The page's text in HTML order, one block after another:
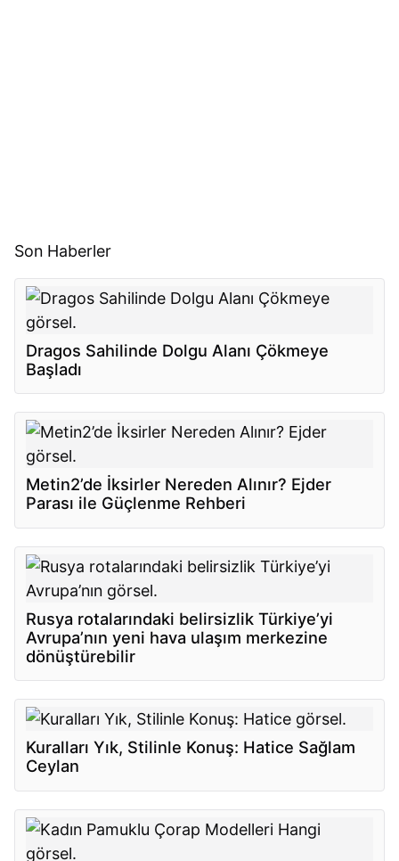
Son Haberler
Dragos Sahilinde Dolgu Alanı Çökmeye
Başladı
Metin2’de İksirler Nereden Alınır? Ejder
Parası ile Güçlenme Rehberi
Rusya rotalarındaki belirsizlik Türkiye’yi
Avrupa’nın yeni hava ulaşım merkezine
dönüştürebilir
Kuralları Yık, Stilinle Konuş: Hatice Sağlam
Ceylan